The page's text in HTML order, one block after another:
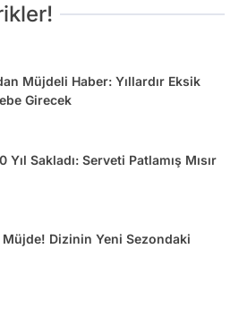
Müjdeli Haber: Yıllardır Eksik
Girecek
Yıl Sakladı: Serveti Patlamış Mısır
Müjde! Dizinin Yeni Sezondaki